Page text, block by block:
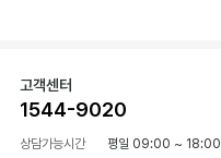
고객센터
1544-9020
상담가능시간 평일 09:00 ~ 18:00